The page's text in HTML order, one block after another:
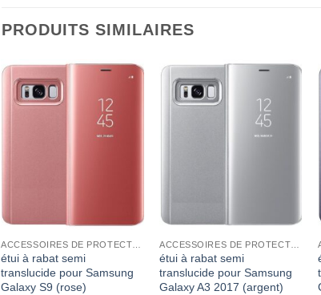
PRODUITS SIMILAIRES
étui à rabat semi
translucide pour Samsung
Galaxy S9 (rose)
étui à rabat semi
translucide pour Samsung
Galaxy A3 2017 (argent)